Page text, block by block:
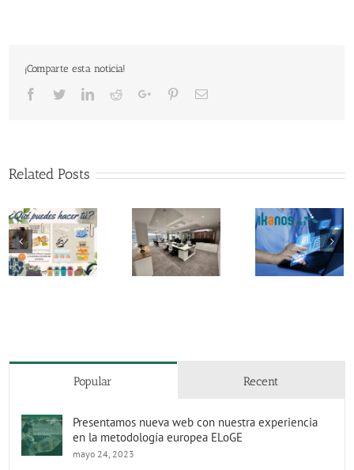
¡Comparte esta noticia!
Facebook
TwitterLinkedIn
RedditGoogle+PinterestEmail
Related Posts
Cambiamos
de oficinas en
Participamos
en la
iniciativa
GAIA y
Popular Recent
Presentamos nueva web con nuestra experiencia
en la metodología europea ELoGE
mayo 24, 2023